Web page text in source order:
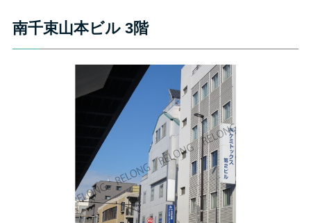
南千束山本ビル 3階